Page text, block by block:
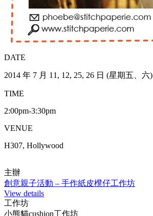
DATE
2014 年 7 月 11, 12, 25, 26 日 (星期五、六)
TIME
2:00pm-3:30pm
VENUE
H307, Hollywood
主辦
創意親子活動 – 手作紙皮櫈仔工作坊
View details
工作坊
小熊貓cushion工作坊